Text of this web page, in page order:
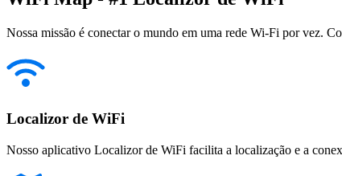
Nossa missão é conectar o mundo em uma rede Wi-Fi por vez.
Localizor de WiFi
Nosso aplicativo Localizor de WiFi facilita a localização e a